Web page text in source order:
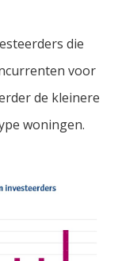
die
voor
de kleinere
woningen.